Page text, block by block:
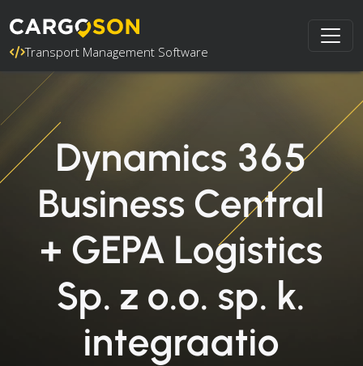
Transport Management Software
Dynamics 365
Business Central
+ GEPA Logistics
Sp. z o.o. sp. k.
integraatio